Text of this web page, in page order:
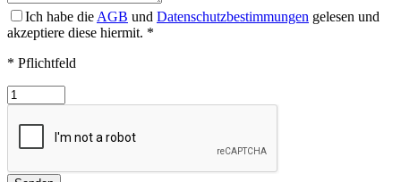
Ich habe die AGB und Datenschutzbestimmungen gelesen und
akzeptiere diese hiermit. *
* Pflichtfeld